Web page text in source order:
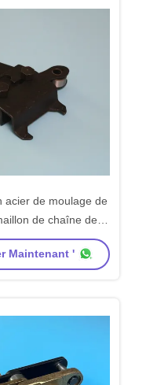
acier de moulage de
de chaîne de
machine de Victex
Stenter
Maintenant '